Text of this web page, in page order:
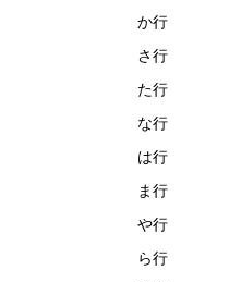
か行
さ行
た行
な行
は行
ま行
や行
ら行